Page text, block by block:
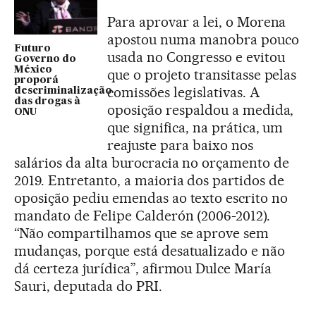
Futuro
Governo do
México
proporá
descriminalização
das drogas à
ONU
Para aprovar a lei, o Morena
apostou numa manobra pouco
usada no Congresso e evitou
que o projeto transitasse pelas
comissões legislativas. A
oposição respaldou a medida,
que significa, na prática, um
reajuste para baixo nos
salários da alta burocracia no orçamento de
2019. Entretanto, a maioria dos partidos de
oposição pediu emendas ao texto escrito no
mandato de Felipe Calderón (2006-2012).
“Não compartilhamos que se aprove sem
mudanças, porque está desatualizado e não
dá certeza jurídica”, afirmou Dulce María
Sauri, deputada do PRI.